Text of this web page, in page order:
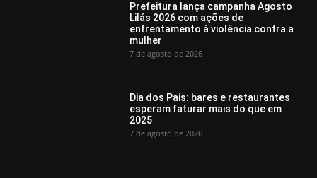
Prefeitura lança campanha Agosto
Lilás 2026 com ações de
enfrentamento à violência contra a
mulher
7 de agosto de 2026
Dia dos Pais: bares e restaurantes
esperam faturar mais do que em
2025
7 de agosto de 2026